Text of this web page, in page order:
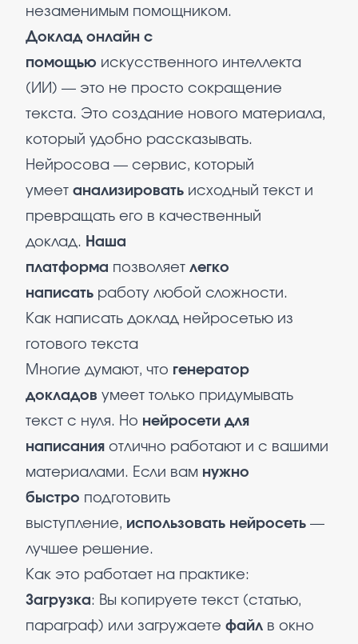
незаменимым помощником.
Доклад онлайн с
помощью искусственного интеллекта
(ИИ) — это не просто сокращение
текста. Это создание нового материала,
который удобно рассказывать.
Нейросова — сервис, который
умеет анализировать исходный текст и
превращать его в качественный
доклад. Наша
платформа позволяет легко
написать работу любой сложности.​
Как написать доклад нейросетью из
готового текста
Многие думают, что генератор
докладов умеет только придумывать
текст с нуля. Но нейросети для
написания отлично работают и с вашими
материалами. Если вам нужно
быстро подготовить
выступление, использовать нейросеть —
лучшее решение.
Как это работает на практике:
Загрузка: Вы копируете текст (статью,
параграф) или загружаете файл в окно